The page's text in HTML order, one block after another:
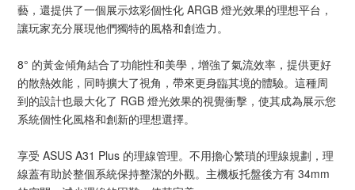
藝，還提供了一個展示炫彩個性化 ARGB 燈光效果的理想平台，
讓玩家充分展現他們獨特的風格和創造力。
8° 的黃金傾角結合了功能性和美學，增強了氣流效率，提供更好
的散熱效能，同時擴大了視角，帶來更身臨其境的體驗。這種周
到的設計也最大化了 RGB 燈光效果的視覺衝擊，使其成為展示您
系統個性化風格和創新的理想選擇。
享受 ASUS A31 Plus 的理線管理。不用擔心繁瑣的理線規劃，理
線蓋有助於整個系統保持整潔的外觀。主機板托盤後方有 34mm